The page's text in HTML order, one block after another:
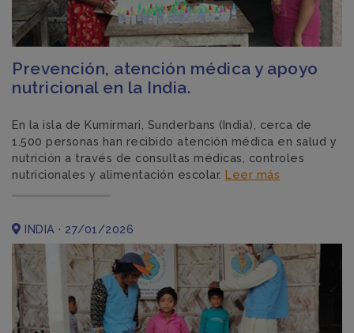
Prevención, atención médica y apoyo
nutricional en la India.
En la isla de Kumirmari, Sunderbans (India), cerca de
1.500 personas han recibido atención médica en salud y
nutrición a través de consultas médicas, controles
nutricionales y alimentación escolar. Leer más
INDIA · 27/01/2026